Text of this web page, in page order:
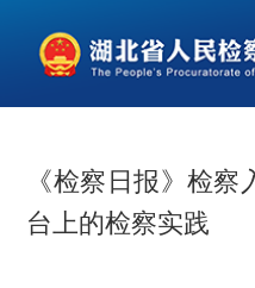
《检察日报》检
台上的检察实践